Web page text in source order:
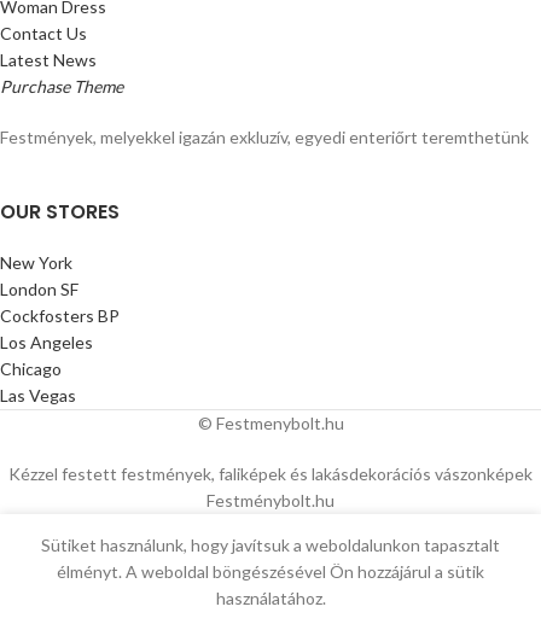
Woman Dress
Contact Us
Latest News
Purchase Theme
Festmények, melyekkel igazán exkluzív, egyedi enteriőrt teremthetünk
OUR STORES
New York
London SF
Cockfosters BP
Los Angeles
Chicago
Las Vegas
© Festmenybolt.hu
Kézzel festett festmények, faliképek és lakásdekorációs vászonképek
Festménybolt.hu
Sütiket használunk, hogy javítsuk a weboldalunkon tapasztalt
élményt. A weboldal böngészésével Ön hozzájárul a sütik
használatához.